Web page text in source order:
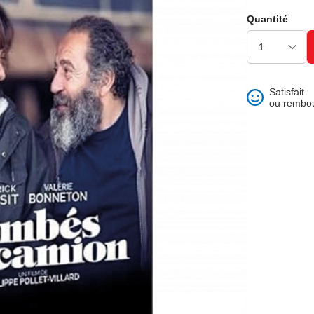
et best of
Quantité
Satisfait
ou